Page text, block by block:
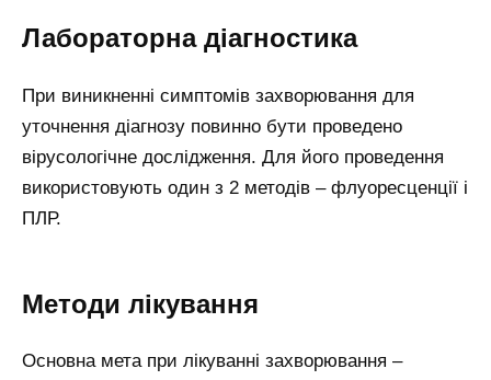
Лабораторна діагностика
При виникненні симптомів захворювання для
уточнення діагнозу повинно бути проведено
вірусологічне дослідження. Для його проведення
використовують один з 2 методів – флуоресценції і
ПЛР.
Методи лікування
Основна мета при лікуванні захворювання –